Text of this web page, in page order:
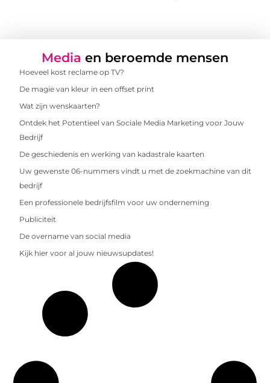
Media en beroemde mensen
Hoeveel kost reclame op TV?
De magie van kleur in een offset print
Wat zijn wenskaarten?
Ontdek het Potentieel van Sociale Media Marketing voor Jouw
Bedrijf
De geschiedenis en werking van kadastrale kaarten
Uw gewenste 06-nummers vindt u met de zoekmachine van dit
bedrijf
Een professionele bedrijfsfilm voor uw onderneming
Publiciteit
De overname van social media
Kijk hier voor al jouw nieuwsupdates!